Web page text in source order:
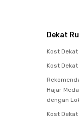
Dekat
Kost Dekat
Kost Dekat
Hajar
dengan
Kost Dekat